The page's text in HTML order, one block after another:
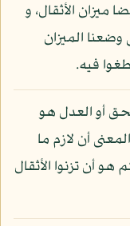
ميزان الأثقال، و
الميزان
فيه.
أو العدل هو
أن لازم ما
أن تزنوا الأثقال